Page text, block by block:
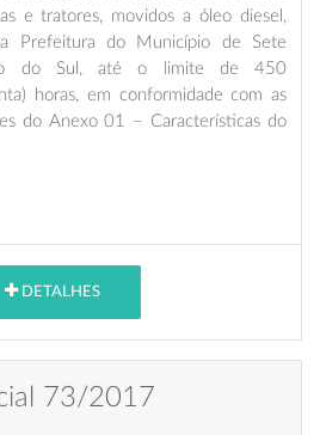
e tratores, movidos a óleo diesel,
Prefeitura do Município de Sete
do Sul, até o limite de 450
horas, em conformidade com as
do Anexo 01 – Características do
DETALHES
73/2017